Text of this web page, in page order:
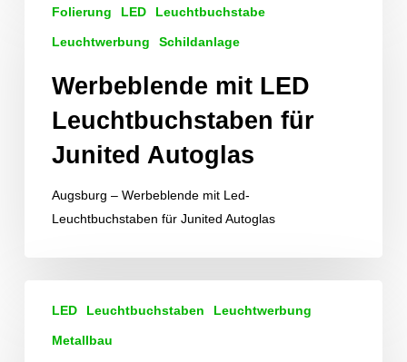
Junited
Folierung LED Leuchtbuchstabe
Leuchtwerbung Schildanlage
Werbeblende mit LED
Leuchtbuchstaben für
Junited Autoglas
Augsburg – Werbeblende mit Led-
Leuchtbuchstaben für Junited Autoglas
Leuchtwerbung
LED Leuchtbuchstaben Leuchtwerbung
Metallbau